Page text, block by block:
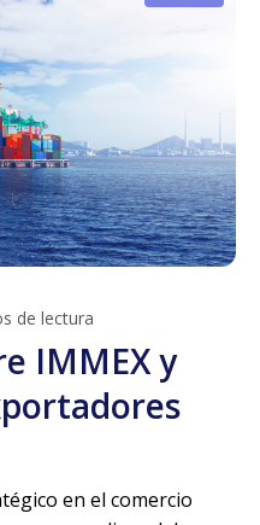
de lectura
IMMEX y
en el comercio